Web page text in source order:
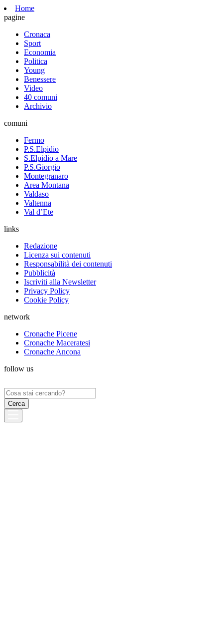
Home
pagine
Cronaca
Sport
Economia
Politica
Young
Benessere
Video
40 comuni
Archivio
comuni
Fermo
P.S.Elpidio
S.Elpidio a Mare
P.S.Giorgio
Montegranaro
Area Montana
Valdaso
Valtenna
Val d’Ete
links
Redazione
Licenza sui contenuti
Responsabilità dei contenuti
Pubblicità
Iscriviti alla Newsletter
Privacy Policy
Cookie Policy
network
Cronache Picene
Cronache Maceratesi
Cronache Ancona
follow us
Ricerca
per: